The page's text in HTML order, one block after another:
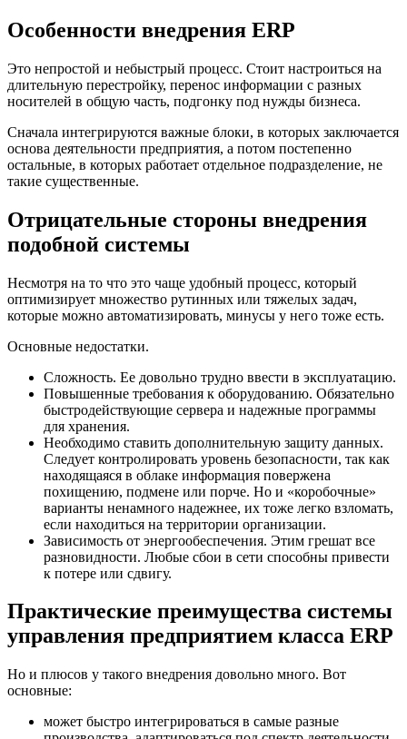
Особенности внедрения ERP
Это непростой и небыстрый процесс. Стоит настроиться на
длительную перестройку, перенос информации с разных
носителей в общую часть, подгонку под нужды бизнеса.
Сначала интегрируются важные блоки, в которых заключается
основа деятельности предприятия, а потом постепенно
остальные, в которых работает отдельное подразделение, не
такие существенные.
Отрицательные стороны внедрения
подобной системы
Несмотря на то что это чаще удобный процесс, который
оптимизирует множество рутинных или тяжелых задач,
которые можно автоматизировать, минусы у него тоже есть.
Основные недостатки.
Сложность. Ее довольно трудно ввести в эксплуатацию.
Повышенные требования к оборудованию. Обязательно
быстродействующие сервера и надежные программы
для хранения.
Необходимо ставить дополнительную защиту данных.
Следует контролировать уровень безопасности, так как
находящаяся в облаке информация повержена
похищению, подмене или порче. Но и «коробочные»
варианты ненамного надежнее, их тоже легко взломать,
если находиться на территории организации.
Зависимость от энергообеспечения. Этим грешат все
разновидности. Любые сбои в сети способны привести
к потере или сдвигу.
Практические преимущества системы
управления предприятием класса ERP
Но и плюсов у такого внедрения довольно много. Вот
основные:
может быстро интегрироваться в самые разные